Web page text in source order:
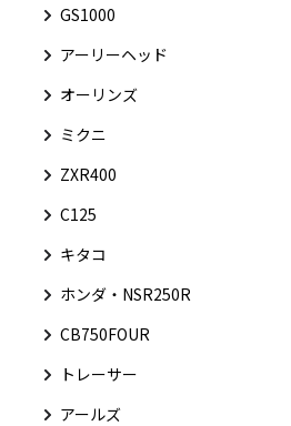
GS1000
アーリーヘッド
オーリンズ
ミクニ
ZXR400
C125
キタコ
ホンダ・NSR250R
CB750FOUR
トレーサー
アールズ